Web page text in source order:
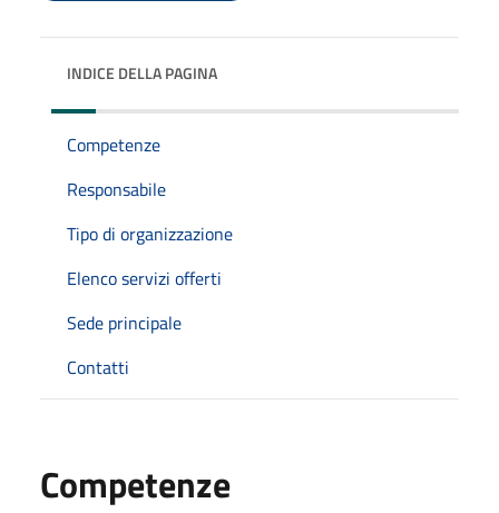
INDICE DELLA PAGINA
Competenze
Responsabile
Tipo di organizzazione
Elenco servizi offerti
Sede principale
Contatti
Competenze